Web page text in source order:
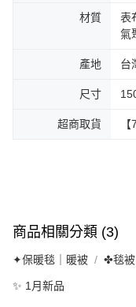
材質
表
氣
產地 台
尺寸
超商取貨
商品相關分類 (3)
✦保暖毯｜暖被 ✤毯被
✨ 1月新品